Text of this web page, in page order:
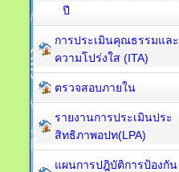
ปี
การประเมินคุณธรรมและ
ความโปร่งใส (ITA)
ตรวจสอบภายใน
รายงานการประเมินประ
สิทธิภาพอปท(LPA)
แผนการปฎิบัติการป้องกัน